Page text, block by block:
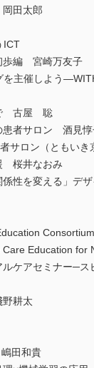
田太郎
ICT
編 宮崎万友子
主催しよう
古屋 聡
者サロン 酒見惇
サロン（ともい
桜井なおみ
性を変える」デ
Education for
ケアセミナー─
耕太
田和貴